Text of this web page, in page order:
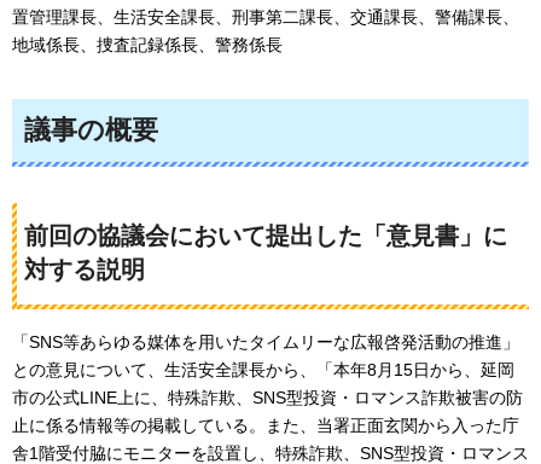
置管理課長、生活安全課長、刑事第二課長、交通課長、警備課長、
地域係長、捜査記録係長、警務係長
議事の概要
前回の協議会において提出した「意見書」に
対する説明
「SNS等あらゆる媒体を用いたタイムリーな広報啓発活動の推進」
との意見について、生活安全課長から、「本年8月15日から、延岡
市の公式LINE上に、特殊詐欺、SNS型投資・ロマンス詐欺被害の防
止に係る情報等の掲載している。また、当署正面玄関から入った庁
舎1階受付脇にモニターを設置し、特殊詐欺、SNS型投資・ロマンス